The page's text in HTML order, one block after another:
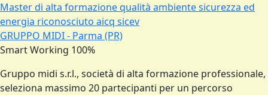
Master di alta formazione qualità ambiente sicurezza ed
energia riconosciuto aicq sicev
GRUPPO MIDI - Parma (PR)
Smart Working 100%
Gruppo midi s.r.l., società di alta formazione professionale,
seleziona massimo 20 partecipanti per un percorso